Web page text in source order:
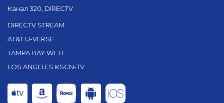
Канал 320, DIRECTV
DIRECTV STREAM
AT&T U-VERSE
TAMPA BAY WFTT
LOS ANGELES KSCN-TV